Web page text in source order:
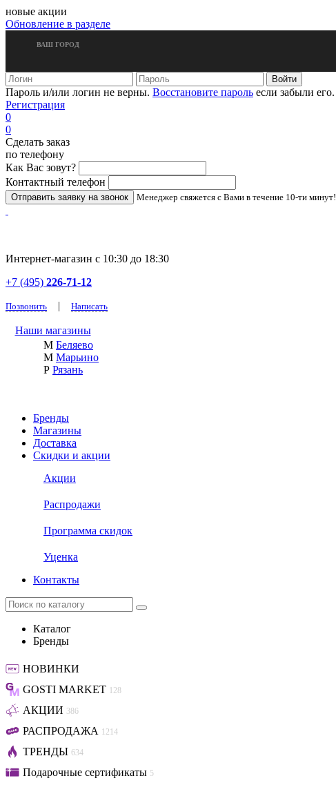
новые акции
Обновление в разделе
ВАШ ГОРОД
Пароль и/или логин не верны. Восстановите пароль если забыли его.
Регистрация
0
0
Сделать заказ
по телефону
Как Вас зовут?
Контактный телефон
Менеджер свяжется с Вами в течение 10-ти минут!
Интернет-магазин с 10:30 до 18:30
+7 (495) 226-71-12
Позвонить | Написать
Наши магазины
М Беляево
М Марьино
Р Рязань
Бренды
Магазины
Доставка
Скидки и акции
Акции
Распродажи
Программа скидок
Уценка
Контакты
Каталог
Бренды
НОВИНКИ
GOSTI MARKET 128
АКЦИИ 386
РАСПРОДАЖА 1214
ТРЕНДЫ 634
Подарочные сертификаты 5